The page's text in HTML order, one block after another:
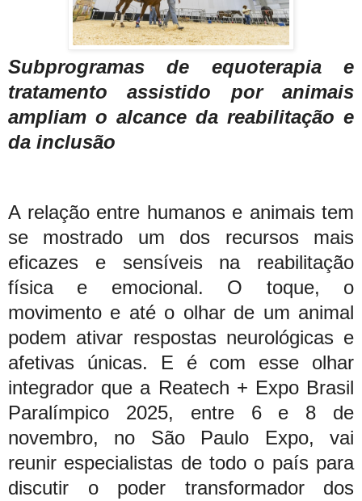
Subprogramas de equoterapia e
tratamento assistido por animais
ampliam o alcance da reabilitação e
da inclusão
A relação entre humanos e animais tem
se mostrado um dos recursos mais
eficazes e sensíveis na reabilitação
física e emocional. O toque, o
movimento e até o olhar de um animal
podem ativar respostas neurológicas e
afetivas únicas. E é com esse olhar
integrador que a Reatech + Expo Brasil
Paralímpico 2025, entre 6 e 8 de
novembro, no São Paulo Expo, vai
reunir especialistas de todo o país para
discutir o poder transformador dos